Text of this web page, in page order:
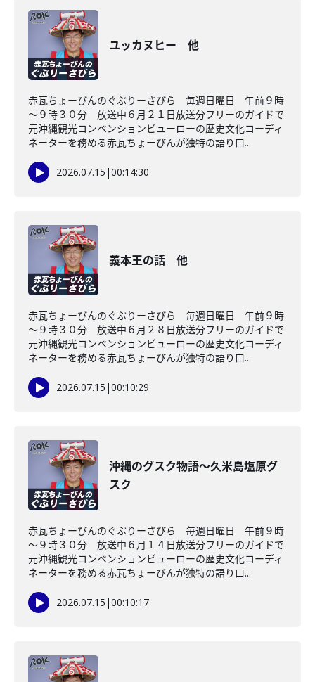
ユッカヌヒー 他
赤瓦ちょーびんのぐぶりーさびら 毎週日曜日 午前９時
～９時３０分 放送中６月２１日放送分フリーのガイドで
元沖縄観光コンベンションビューローの歴史文化コーディ
ネーターを務める赤瓦ちょーびんが独特の語り口...
2026.07.15 |00:14:30
義本王の話 他
赤瓦ちょーびんのぐぶりーさびら 毎週日曜日 午前９時
～９時３０分 放送中６月２８日放送分フリーのガイドで
元沖縄観光コンベンションビューローの歴史文化コーディ
ネーターを務める赤瓦ちょーびんが独特の語り口...
2026.07.15 |00:10:29
沖縄のグスク物語～久米島塩原グ
スク
赤瓦ちょーびんのぐぶりーさびら 毎週日曜日 午前９時
～９時３０分 放送中６月１４日放送分フリーのガイドで
元沖縄観光コンベンションビューローの歴史文化コーディ
ネーターを務める赤瓦ちょーびんが独特の語り口...
2026.07.15 |00:10:17